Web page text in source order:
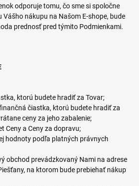
odporuje tomu, čo sme si spoločne
Vášho nákupu na Našom E-shope, bude
prednosť pred týmito Podmienkami.
ktorú budete hradiť za Tovar;
čiastka, ktorú budete hradiť za
ceny za jeho zabalenie;
Ceny a Ceny za dopravu;
hodnoty podľa platných právnych
obchod prevádzkovaný Nami na adrese
na ktorom bude prebiehať nákup